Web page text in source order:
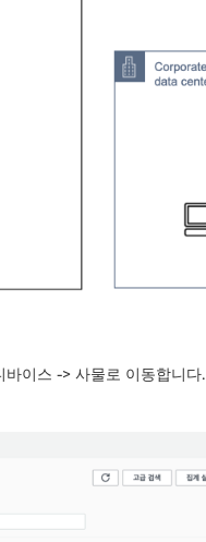
이스 -> 사물로 이동합니